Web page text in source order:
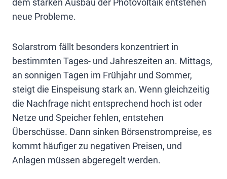
neue Probleme.
Solarstrom fällt besonders konzentriert in
bestimmten Tages- und Jahreszeiten an. Mittags,
an sonnigen Tagen im Frühjahr und Sommer,
steigt die Einspeisung stark an. Wenn gleichzeitig
die Nachfrage nicht entsprechend hoch ist oder
Netze und Speicher fehlen, entstehen
Überschüsse. Dann sinken Börsenstrompreise, es
kommt häufiger zu negativen Preisen, und
Anlagen müssen abgeregelt werden.